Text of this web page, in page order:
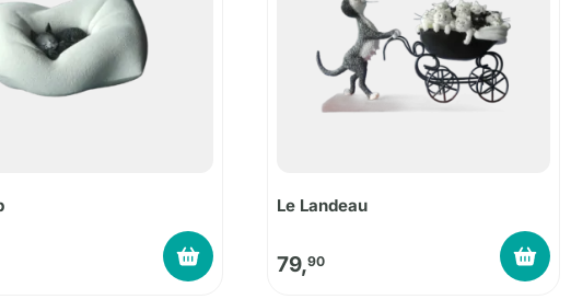
Le Landeau
79,90